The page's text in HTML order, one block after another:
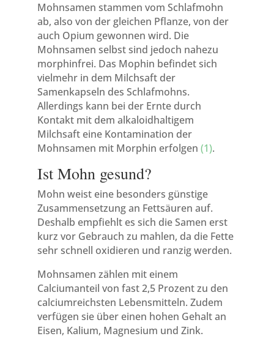
Mohnsamen stammen vom Schlafmohn
ab, also von der gleichen Pflanze, von der
auch Opium gewonnen wird. Die
Mohnsamen selbst sind jedoch nahezu
morphinfrei. Das Mophin befindet sich
vielmehr in dem Milchsaft der
Samenkapseln des Schlafmohns.
Allerdings kann bei der Ernte durch
Kontakt mit dem alkaloidhaltigem
Milchsaft eine Kontamination der
Mohnsamen mit Morphin erfolgen (1).
Ist Mohn gesund?
Mohn weist eine besonders günstige
Zusammensetzung an Fettsäuren auf.
Deshalb empfiehlt es sich die Samen erst
kurz vor Gebrauch zu mahlen, da die Fette
sehr schnell oxidieren und ranzig werden.
Mohnsamen zählen mit einem
Calciumanteil von fast 2,5 Prozent zu den
calciumreichsten Lebensmitteln. Zudem
verfügen sie über einen hohen Gehalt an
Eisen, Kalium, Magnesium und Zink.